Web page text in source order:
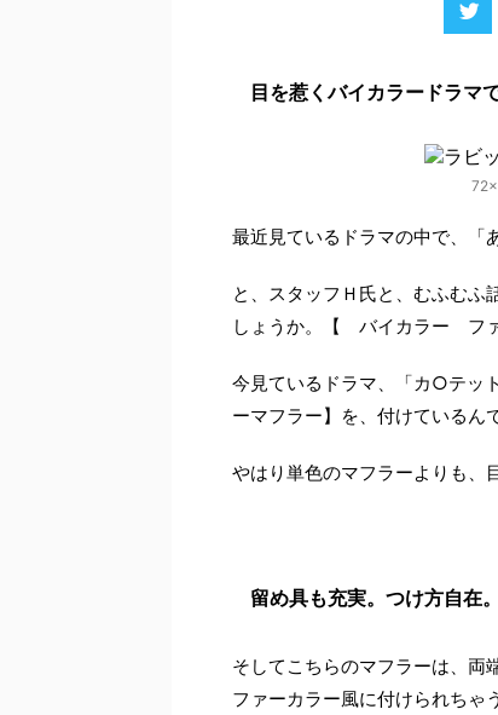
目を惹くバイカラードラマ
最近見ているドラマの中で、「
と、スタッフＨ氏と、むふむふ
しょうか。【 バイカラー フ
今見ているドラマ、「カ○テッ
ーマフラー】を、付けているん
やはり単色のマフラーよりも、
留め具も充実。つけ方自在。
そしてこちらのマフラーは、両
ファーカラー風に付けられちゃ